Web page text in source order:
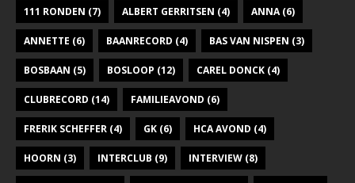
111 RONDEN (7) ALBERT GERRITSEN (4) ANNA(6)
ANNETTE (6) BAANRECORD (4) BAS VAN NISPEN (3)
BOSBAAN (5) BOSLOOP (12) CAREL DONCK (4)
CLUBRECORD (14) FAMILIEAVOND (6)
FRERIK SCHEFFER (4) GK (6) HCA AVOND (4)
HOORN (3) INTERCLUB (9) INTERVIEW (8)